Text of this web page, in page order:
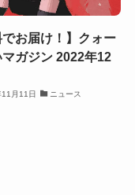
でお届け！】クォー
マガジン 2022年12
月11日 ニュース